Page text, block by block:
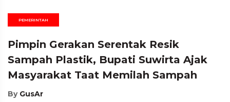
PEMERINTAH
Pimpin Gerakan Serentak Resik
Sampah Plastik, Bupati Suwirta Ajak
Masyarakat Taat Memilah Sampah
By GusAr